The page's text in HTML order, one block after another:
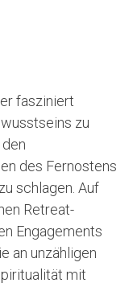
fasziniert
zu
des Fernostens
schlagen. Auf
Retreat-
Engagements
an unzähligen
mit